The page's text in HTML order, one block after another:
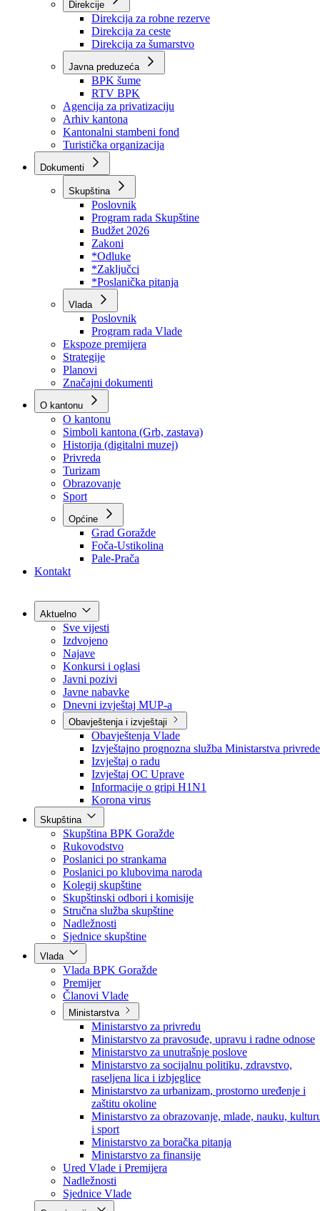
Kantonalna uprava za inspekcijske poslove
Kantonalna uprava civilne zaštite
Direkcije
Direkcija za robne rezerve
Direkcija za ceste
Direkcija za šumarstvo
Javna preduzeća
BPK šume
RTV BPK
Agencija za privatizaciju
Arhiv kantona
Kantonalni stambeni fond
Turistička organizacija
Dokumenti
Skupština
Poslovnik
Program rada Skupštine
Budžet 2026
Zakoni
*Odluke
*Zaključci
*Poslanička pitanja
Vlada
Poslovnik
Program rada Vlade
Ekspoze premijera
Strategije
Planovi
Značajni dokumenti
O kantonu
O kantonu
Simboli kantona (Grb, zastava)
Historija (digitalni muzej)
Privreda
Turizam
Obrazovanje
Sport
Općine
Kontakt
Aktuelno
Sve vijesti
Izdvojeno
Najave
Konkursi i oglasi
Javni pozivi
Javne nabavke
Dnevni izvještaj MUP-a
Obavještenja i izvještaji
Obavještenja Vlade
Izvještajno prognozna služba Ministarstva privrede
Izvještaj o radu
Izvještaj OC Uprave
Informacije o gripi H1N1
Korona virus
Skupština
Skupština BPK Goražde
Rukovodstvo
Poslanici po strankama
Poslanici po klubovima naroda
Kolegij skupštine
Skupštinski odbori i komisije
Stručna služba skupštine
Nadležnosti
Sjednice skupštine
Vlada
Vlada BPK Goražde
Premijer
Članovi Vlade
Ministarstva
Ministarstvo za privredu
Ministarstvo za pravosuđe, upravu i radne odnose
Ministarstvo za unutrašnje poslove
Ministarstvo za socijalnu politiku, zdravstvo,
raseljena lica i izbjeglice
Ministarstvo za urbanizam, prostorno uređenje i
zaštitu okoline
Ministarstvo za obrazovanje, mlade, nauku,
i sport
Ministarstvo za boračka pitanja
Ministarstvo za finansije
Ured Vlade i Premijera